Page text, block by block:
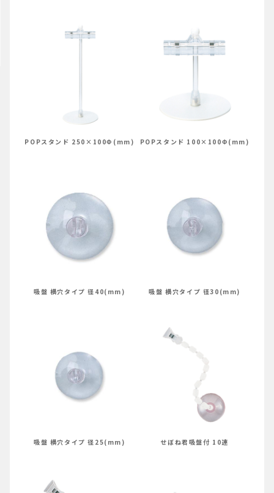
POPスタンド 250×100Φ(mm) POPスタンド 100×100Φ(mm)
吸盤 横穴タイプ 径40(mm) 吸盤 横穴タイプ 径30(mm)
吸盤 横穴タイプ 径25(mm) せぼね君吸盤付 10連